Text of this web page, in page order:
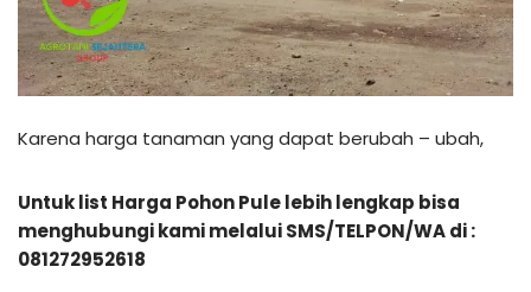
Karena harga tanaman yang dapat berubah – ubah,
Untuk list Harga Pohon Pule lebih lengkap bisa
menghubungi kami melalui SMS/TELPON/WA di :
081272952618